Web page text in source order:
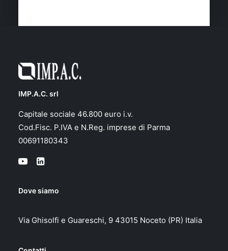
IMP.A.C. srl
Capitale sociale 46.800 euro i.v.
Cod.Fisc. P.IVA e N.Reg. imprese di Parma
00691180343
Dove siamo
Via Ghisolfi e Guareschi, 9 43015 Noceto (PR) Italia